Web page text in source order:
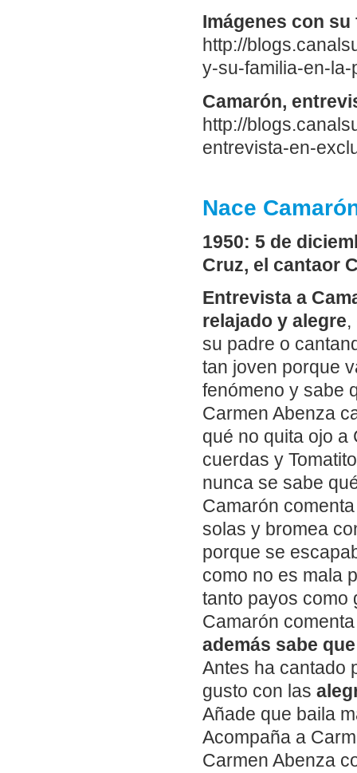
Imágenes con su
http://
y-su-familia-en-
Camarón,
http://
entrevista-en-
Nace
1950: 5 de
Cruz, el cantaor
Entrevista a
relajado y alegre,
su padre o
tan joven porque
fenómeno y sabe
Carmen Abenza
qué no quita ojo a
cuerdas y
nunca se sabe
Camarón
solas y bromea
porque se
como no es mala
tanto payos como
Camarón
además sabe
Antes ha cantado
gusto con las
Añade que baila
Acompaña a
Carmen Abenza